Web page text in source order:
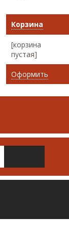
Корзина
[корзина
пустая]
Оформить